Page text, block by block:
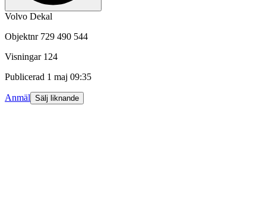
Volvo Dekal
Objektnr 729 490 544
Visningar 124
Publicerad 1 maj 09:35
Anmäl Sälj liknande